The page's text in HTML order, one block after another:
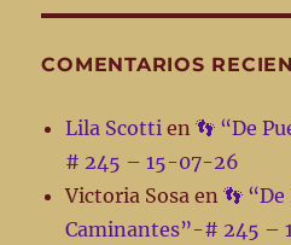
COMENTARIOS
Lila Scotti en👣 “De
# 245 – 15-07-26
Victoria Sosa en👣
Caminantes”-# 245 –